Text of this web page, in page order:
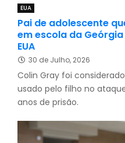
EUA
Pai de adolescente
em escola da
EUA
30 de Julho, 2026
Colin Gray foi
usado pelo filho no
anos de prisão.